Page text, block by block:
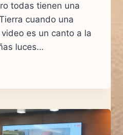
todas tienen una
cuando una
es un canto a la
luces…